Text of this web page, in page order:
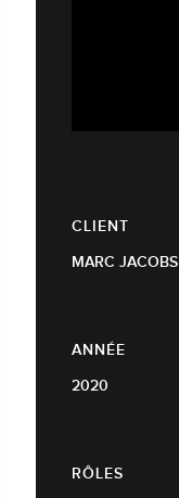
CLIENT
MARC JACOBS
ANNÉE
2020
RÔLES